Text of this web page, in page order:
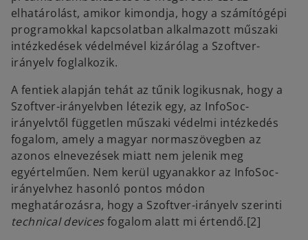
elhatárolást, amikor kimondja, hogy a számítógépi
programokkal kapcsolatban alkalmazott műszaki
intézkedések védelmével kizárólag a Szoftver-
irányelv foglalkozik.
A fentiek alapján tehát az tűnik logikusnak, hogy a
Szoftver-irányelvben létezik egy, az InfoSoc-
irányelvtől független műszaki védelmi intézkedés
fogalom, amely a magyar normaszövegben az
azonos elnevezések miatt nem jelenik meg
egyértelműen. Nem kerül ugyanakkor az InfoSoc-
irányelvhez hasonló pontos módon
meghatározásra, hogy a Szoftver-irányelv szerinti
technical devicesfogalom alatt mi értendő.[2]